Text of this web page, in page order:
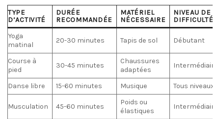
TYPE
D’ACTIVITÉ
DURÉE
RECOMMANDÉE
MATÉRIEL
NÉCESSAIRE
NIVEAU DE
DIFFICULTÉ
Yoga
matinal
20-30 minutes Tapis de sol Débutant
Course à
pied
30-45 minutes
Chaussures
adaptées
Intermédiaire
Danse libre 15-60 minutes Musique Tous niveaux
Musculation 45-60 minutes
Poids ou
élastiques
Intermédiaire